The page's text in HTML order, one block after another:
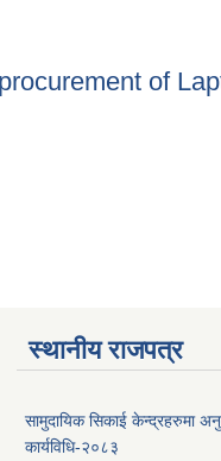
of
स्थानीय राजपत्र
सामुदायिक सिकाई केन्द्रहरुमा
कार्यविधि-२०८३